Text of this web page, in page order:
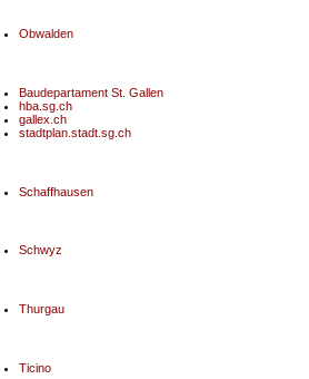
Obwalden
Baudepartament St. Gallen
hba.sg.ch
gallex.ch
stadtplan.stadt.sg.ch
Schaffhausen
Schwyz
Thurgau
Ticino